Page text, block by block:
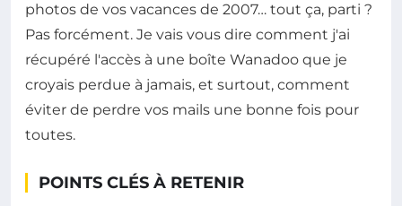
photos de vos vacances de 2007… tout ça, parti ?
Pas forcément. Je vais vous dire comment j'ai
récupéré l'accès à une boîte Wanadoo que je
croyais perdue à jamais, et surtout, comment
éviter de perdre vos mails une bonne fois pour
toutes.
POINTS CLÉS À RETENIR